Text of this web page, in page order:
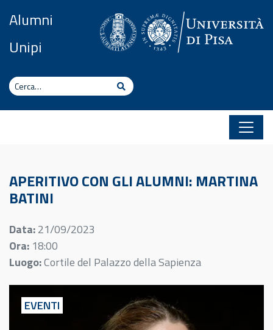
Alumni
Unipi
Cerca Cerca
APERITIVO CON GLI ALUMNI: MARTINA
BATINI
Data:21/09/2023
Ora: 18:00
Luogo:Cortile del Palazzo della Sapienza
EVENTI